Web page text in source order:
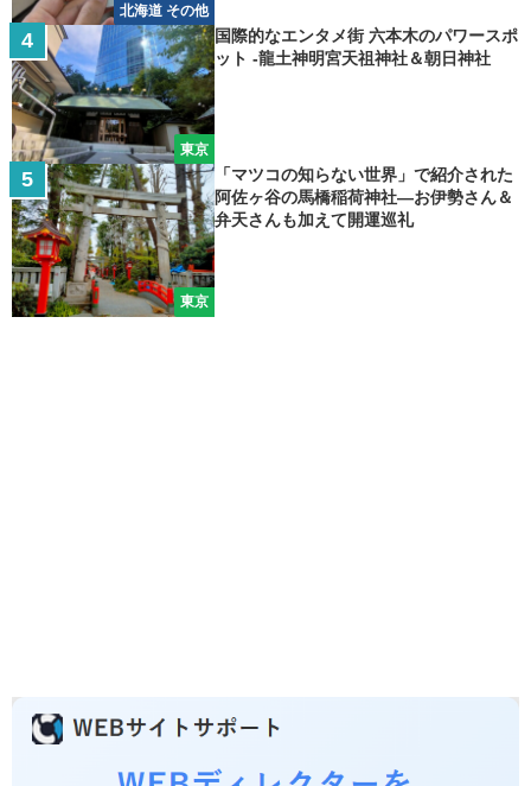
北海道 その他
東京
国際的なエンタメ街 六本木のパワースポ
ット -龍土神明宮天祖神社＆朝日神社
東京
「マツコの知らない世界」で紹介された
阿佐ヶ谷の馬橋稲荷神社―お伊勢さん＆
弁天さんも加えて開運巡礼